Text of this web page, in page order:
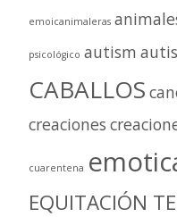
emoicanimaleras
psicológico autism
CABALLOS
creaciones
cuarentena
EQUITACIÓN